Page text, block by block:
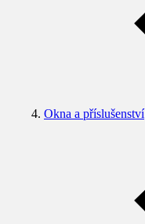
Okna a příslušenství